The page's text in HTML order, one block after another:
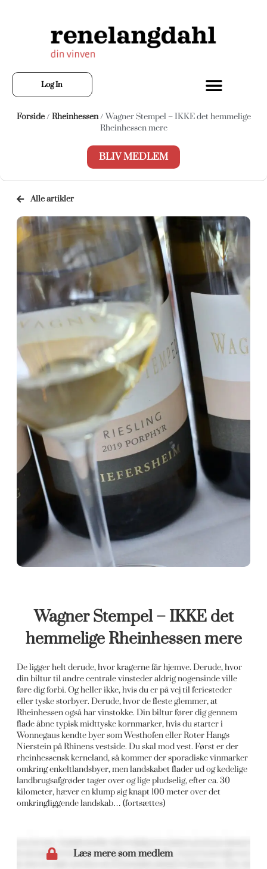
Log In
Forside/ Rheinhessen/ Wagner Stempel – IKKE det hemmelige
Rheinhessen mere
BLIV MEDLEM
Alle artikler
Wagner Stempel – IKKE det
hemmelige Rheinhessen mere
De ligger helt derude, hvor kragerne får hjemve. Derude, hvor
din biltur til andre centrale vinsteder aldrig nogensinde ville
føre dig forbi. Og heller ikke, hvis du er på vej til feriesteder
eller tyske storbyer. Derude, hvor de fleste glemmer, at
Rheinhessen også har vinstokke. Din biltur fører dig gennem
flade åbne typisk midttyske kornmarker, hvis du starter i
Wonnegaus kendte byer som Westhofen eller Roter Hangs
Nierstein på Rhinens vestside. Du skal mod vest. Først er der
rheinhessensk kerneland, så kommer der sporadiske vinmarker
omkring enkeltlandsbyer, men landskabet flader ud og kedelige
landbrugsafgrøder tager over og lige pludselig, efter ca. 30
kilometer, hæver en klump sig knapt 100 meter over det
omkringliggende landskab… (fortsættes)
Læs mere som medlem